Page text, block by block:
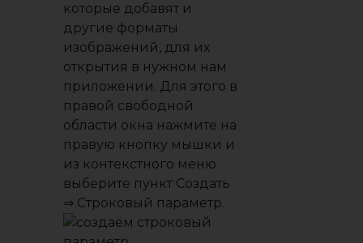
которые добавят и
другие форматы
изображений, для их
открытия в нужном нам
приложении. Для этого в
правой свободной
области окна нажмите на
правую кнопку мышки и
из контекстного меню
выберите пункт Создать
⇒ Строковый параметр.